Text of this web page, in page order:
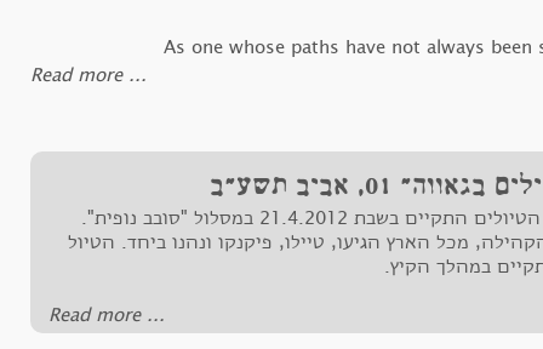
As one whose paths have not always
special significance, a hike on the paths of this land, to
instrumental jam session featuring community talent
‪Read more ...‬
01, אביב תשע"ב
ראשון הטיולים התקיים בשבת 21.4.2012 במסלול "סובב נופית".
מכל הארץ הגיעו, טיילו, פיקנקו ונהנו ביחד. הטיול
במהלך הקיץ.
‪Read more ...‬